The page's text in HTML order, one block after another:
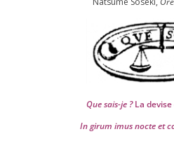
Que sais-je ?La devise
In girum imus nocte et